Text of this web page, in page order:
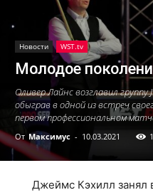
Новости WST.tv
Молодое
Оливер Лайнс возглавил группу
обыграв в одной из встреч
первом профессиональном
От Максимус - 10.03.2021
Джеймс Кэхилл занял